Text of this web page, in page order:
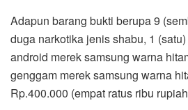
Adapun barang bukti berupa 9
duga narkotika jenis shabu, 1
android merek samsung warna
genggam merek samsung warna
Rp.400.000 (empat ratus ribu